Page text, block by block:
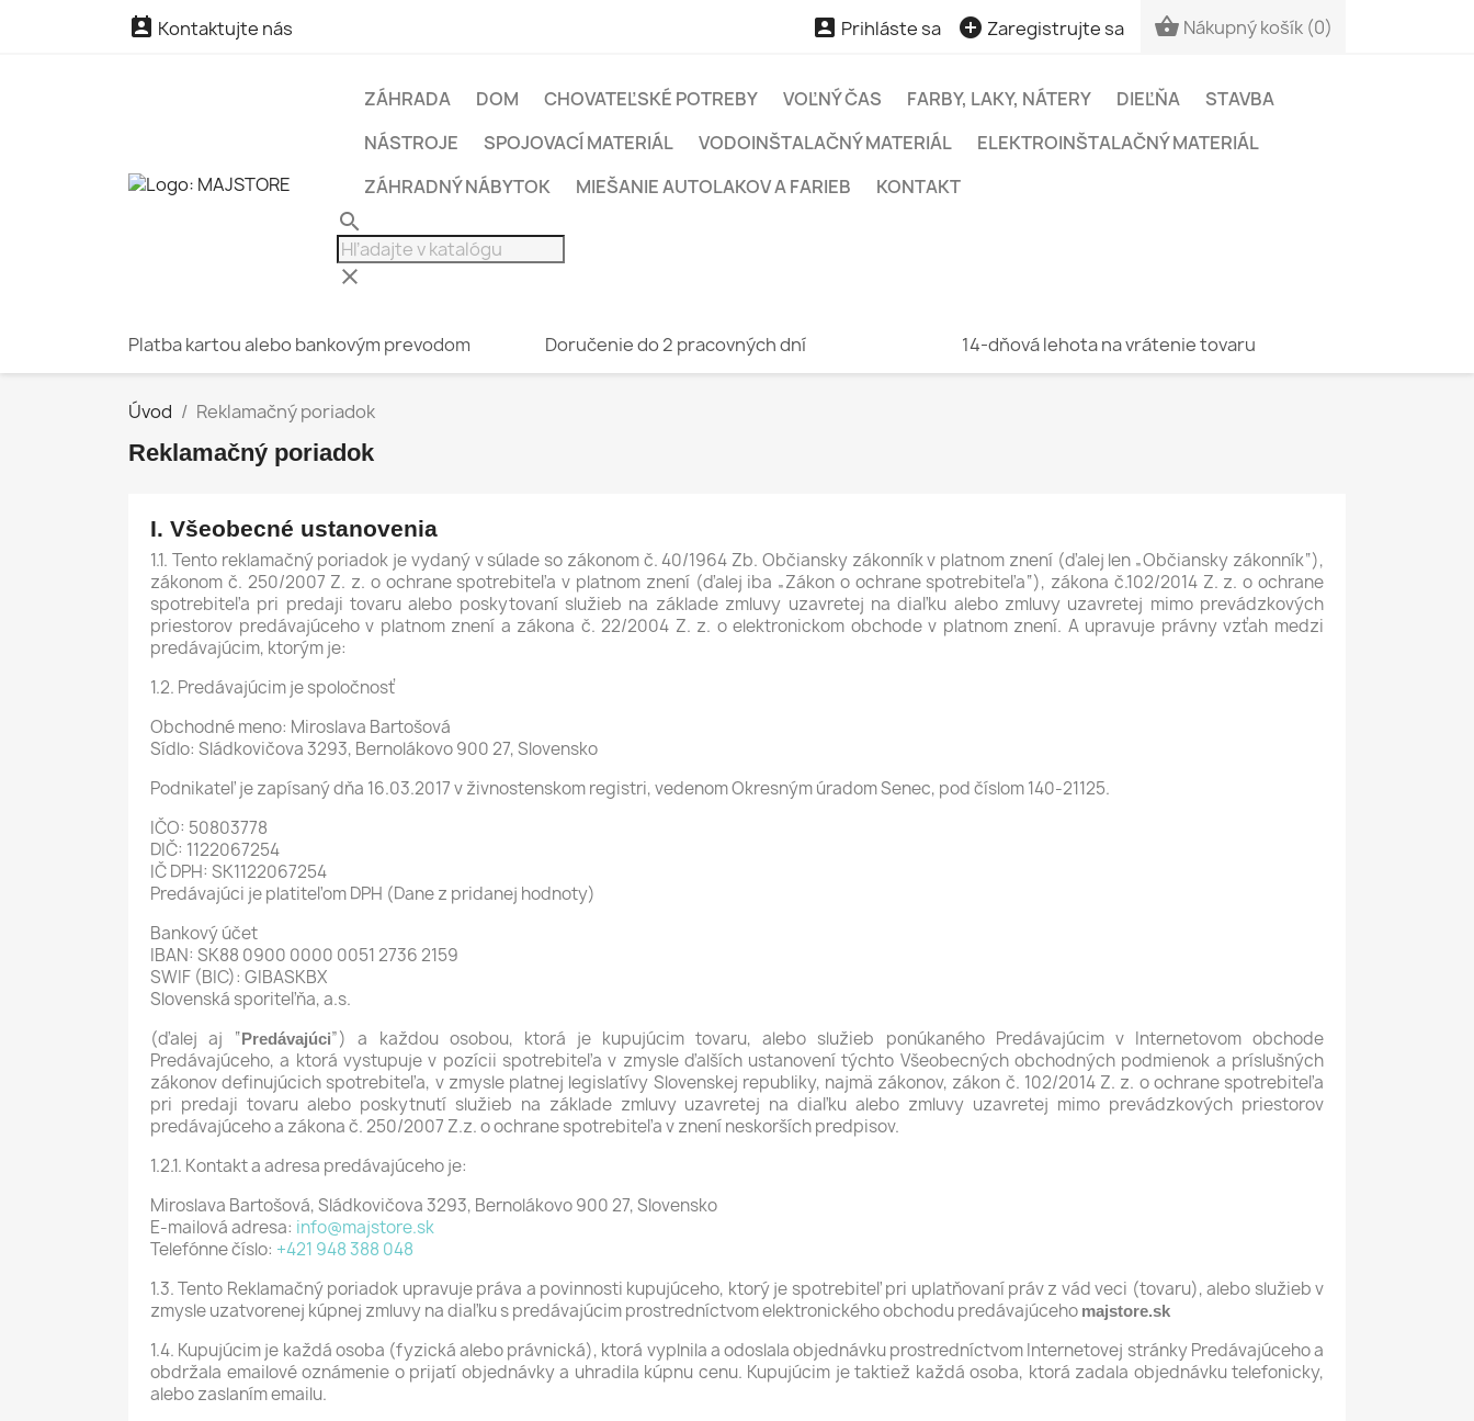
 Kontaktujte nás  Prihláste sa  Zaregistrujte sa  Nákupný košík (0)
ZÁHRADA DOM CHOVATEĽSKÉ POTREBY VOĽNÝ ČAS FARBY, LAKY, NÁTERY DIEĽŇA
STAVBA
NÁSTROJE
SPOJOVACÍ MATERIÁL VODOINŠTALAČNÝ MATERIÁL
ELEKTROINŠTALAČNÝ MATERIÁL
ZÁHRADNÝ NÁBYTOK
MIEŠANIE AUTOLAKOV A FARIEB KONTAKT
search
clear
Platba kartou alebo bankovým prevodom Doručenie do 2 pracovných dní 14-dňová lehota na vrátenie tovaru
Úvod Reklamačný poriadok
Reklamačný poriadok
I. Všeobecné ustanovenia
1.1. Tento reklamačný poriadok je vydaný v súlade so zákonom č. 40/1964 Zb. Občiansky zákonník v platnom znení (ďalej len „Občiansky zákonník“),
zákonom č. 250/2007 Z. z. o ochrane spotrebiteľa v platnom znení (ďalej iba „Zákon o ochrane spotrebiteľa“), zákona č.102/2014 Z. z. o ochrane
spotrebiteľa pri predaji tovaru alebo poskytovaní služieb na základe zmluvy uzavretej na diaľku alebo zmluvy uzavretej mimo prevádzkových
priestorov predávajúceho v platnom znení a zákona č. 22/2004 Z. z. o elektronickom obchode v platnom znení. A upravuje právny vzťah medzi
predávajúcim, ktorým je:
1.2. Predávajúcim je spoločnosť
Obchodné meno: Miroslava Bartošová
Sídlo: Sládkovičova 3293, Bernolákovo 900 27, Slovensko
Podnikateľ je zapísaný dňa 16.03.2017 v živnostenskom registri, vedenom Okresným úradom Senec, pod číslom 140-21125.
IČO: 50803778
DIČ: 1122067254
IČ DPH: SK1122067254
Predávajúci je platiteľom DPH (Dane z pridanej hodnoty)
Bankový účet
IBAN: SK88 0900 0000 0051 2736 2159
SWIF (BIC): GIBASKBX
Slovenská sporiteľňa, a.s.
(ďalej aj “Predávajúci”) a každou osobou, ktorá je kupujúcim tovaru, alebo služieb ponúkaného Predávajúcim v Internetovom obchode
Predávajúceho, a ktorá vystupuje v pozícii spotrebiteľa v zmysle ďalších ustanovení týchto Všeobecných obchodných podmienok a príslušných
zákonov definujúcich spotrebiteľa, v zmysle platnej legislatívy Slovenskej republiky, najmä zákonov, zákon č. 102/2014 Z. z. o ochrane spotrebiteľa
pri predaji tovaru alebo poskytnutí služieb na základe zmluvy uzavretej na diaľku alebo zmluvy uzavretej mimo prevádzkových priestorov
predávajúceho a zákona č. 250/2007 Z.z. o ochrane spotrebiteľa v znení neskorších predpisov.
1.2.1. Kontakt a adresa predávajúceho je:
Miroslava Bartošová, Sládkovičova 3293, Bernolákovo 900 27, Slovensko
E-mailová adresa: info@majstore.sk
Telefónne číslo: +421 948 388 048
1.3. Tento Reklamačný poriadok upravuje práva a povinnosti kupujúceho, ktorý je spotrebiteľ pri uplatňovaní práv z vád veci (tovaru), alebo služieb v
zmysle uzatvorenej kúpnej zmluvy na diaľku s predávajúcim prostredníctvom elektronického obchodu predávajúceho majstore.sk
1.4. Kupujúcim je každá osoba (fyzická alebo právnická), ktorá vyplnila a odoslala objednávku prostredníctvom Internetovej stránky Predávajúceho a
obdržala emailové oznámenie o prijatí objednávky a uhradila kúpnu cenu. Kupujúcim je taktiež každá osoba, ktorá zadala objednávku telefonicky,
alebo zaslaním emailu.